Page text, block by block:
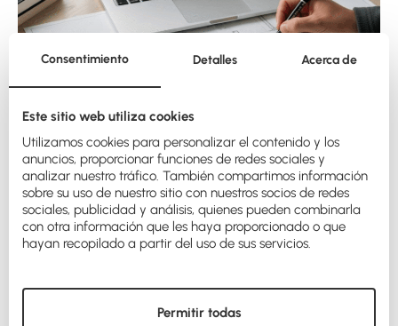
Rehabilitación de edificios en
Vigo: experiencia técnica
rehabilitación de edificiosrequiere un perfil aún más
Consentimiento Detalles Acerca de
Este sitio web utiliza cookies
Utilizamos cookies para personalizar el contenido y los
anuncios, proporcionar funciones de redes sociales y
analizar nuestro tráfico. También compartimos información
sobre su uso de nuestro sitio con nuestros socios de redes
sociales, publicidad y análisis, quienes pueden combinarla
con otra información que les haya proporcionado o que
hayan recopilado a partir del uso de sus servicios.
Permitir todas